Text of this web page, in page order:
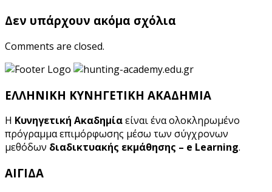
Δεν υπάρχουν ακόμα σχόλια
Comments are closed.
ΕΛΛΗΝΙΚΗ ΚΥΝΗΓΕΤΙΚΗ ΑΚΑΔΗΜΙΑ
Η Κυνηγετική Ακαδημίαείναι ένα ολοκληρωμένο
πρόγραμμα επιμόρφωσης μέσω των σύγχρονων
μεθόδων διαδικτυακής εκμάθησης – e Learning.
ΑΙΓΙΔΑ